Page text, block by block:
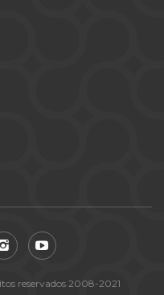
reservados 2008-2021